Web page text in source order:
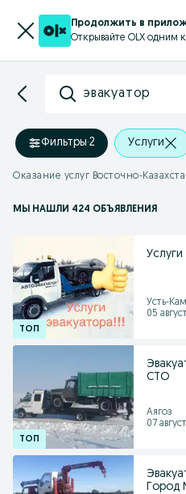
Продолжить в
Открывайте OLX одним
эвакуатор
Фильтры·2 Услуги
МЫ НАШЛИ 424 ОБЪЯВЛЕНИЯ
Услуги
Усть-
05
СТО
Аягоз
07
Город